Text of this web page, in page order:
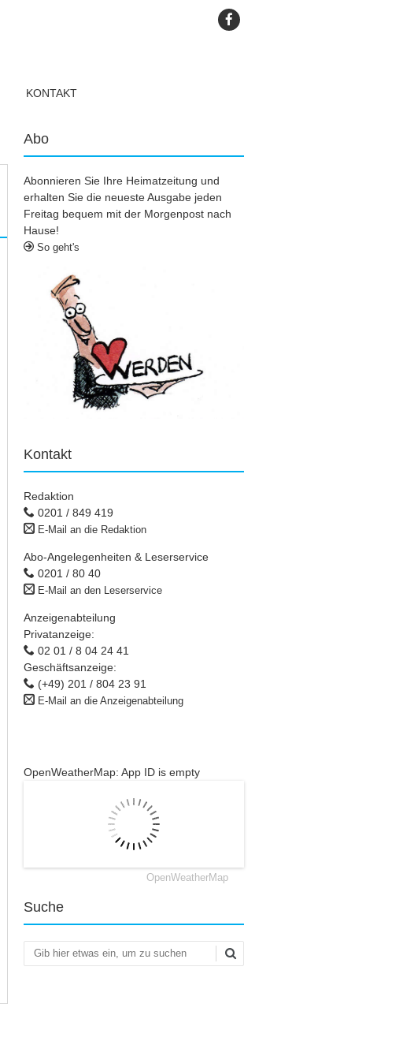
KONTAKT
Abo
Abonnieren Sie Ihre Heimatzeitung und
erhalten Sie die neueste Ausgabe jeden
Freitag bequem mit der Morgenpost nach
Hause!
So geht's
Kontakt
Redaktion
0201 / 849 419
E-Mail an die Redaktion
Abo-Angelegenheiten & Leserservice
0201 / 80 40
E-Mail an den Leserservice
Anzeigenabteilung
Privatanzeige:
02 01 / 8 04 24 41
Geschäftsanzeige:
(+49) 201 / 804 23 91
E-Mail an die Anzeigenabteilung
OpenWeatherMap: App ID is empty
OpenWeatherMap
Suche
Suchen